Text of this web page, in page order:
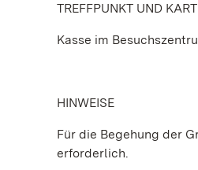
TREFFPUNKT UND
Kasse im
HINWEISE
Für die Begehung der
erforderlich.